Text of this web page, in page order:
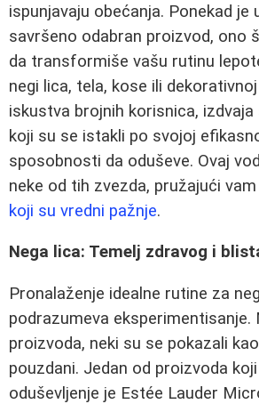
ispunjavaju obećanja. Ponekad je
savršeno odabran proizvod, ono
da transformiše vašu rutinu
negi lica, tela, kose ili
iskustva brojnih korisnica,
koji su se istakli po svojoj
sposobnosti da oduševe. Ovaj
neke od tih zvezda, pružajući vam
koji su vredni pažnje.
Nega lica: Temelj zdravog i
Pronalaženje idealne rutine za
podrazumeva
proizvoda, neki su se pokazali
pouzdani. Jedan od proizvoda
oduševljenje je Estée Lauder